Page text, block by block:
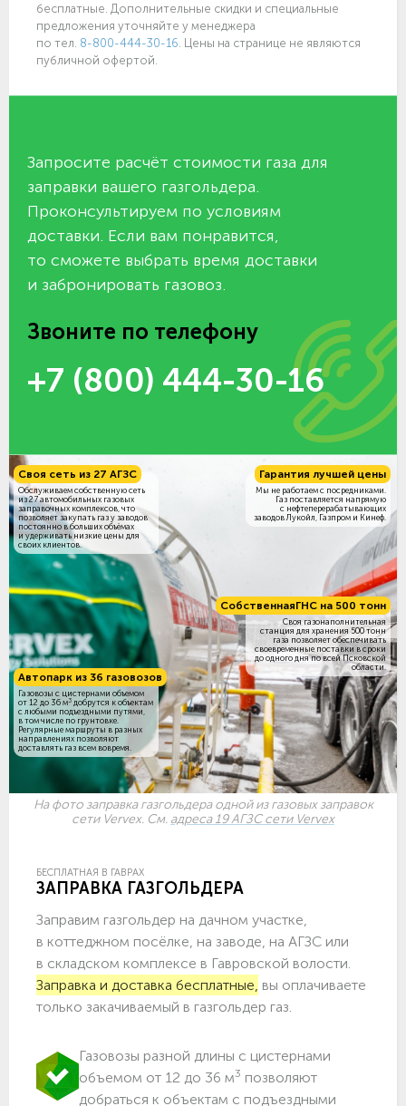
бесплатные. Дополнительные скидки и специальные
предложения уточняйте у менеджера
по тел. 8-800-444-30-16 . Цены на странице не являются
публичной офертой.
Запросите расчёт стоимости газа для
заправки вашего газгольдера.
Проконсультируем по условиям
доставки. Если вам понравится,
то сможете выбрать время доставки
и забронировать газовоз.
Звоните по телефону
+7 (800) 444-30-16
СобственнаяГНС на 500 тонн
Своя газонаполнительная
станция для хранения 500 тонн
газа позволяет обеспечивать
своевременные поставки в сроки
до одного дня по всей Псковской
области.
Своя сеть из 27 АГЗС
Обслуживаем собственную сеть
из 27 автомобильных газовых
заправочных комплексов, что
позволяет закупать газ у заводов
постоянно в больших объёмах
и удерживать низкие цены для
своих клиентов.
Гарантия лучшей цены
Мы не работаем с посредниками.
Газ поставляется напрямую
с нефтеперерабатывающих
заводов Лукойл, Газпром и Кинеф.
Автопарк из 36 газовозов
Газовозы с цистернами объемом
от 12 до 36 м3 добрутся к объектам
c любыми подъездными путями,
в том числе по грунтовке.
Регулярные маршруты в разных
направлениях позволяют
доставлять газ всем вовремя.
На фото заправка газгольдера одной из газовых заправок
сети Vervex. См. адреса 19 АГЗС сети Vervex
БЕСПЛАТНАЯ В ГАВРАХ
ЗАПРАВКА ГАЗГОЛЬДЕРА
Заправим газгольдер на дачном участке,
в коттеджном посёлке, на заводе, на АГЗС или
в складском комплексе в Гавровской волости.
Заправка и доставка бесплатные, вы оплачиваете
только закачиваемый в газгольдер газ.
Газовозы разной длины с цистернами
объемом от 12 до 36 м3 позволяют
добраться к объектам c подъездными